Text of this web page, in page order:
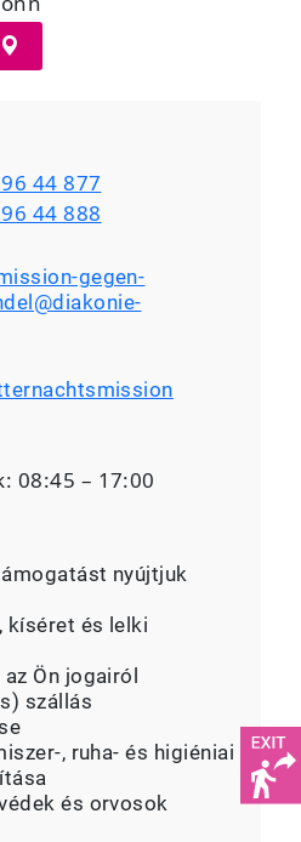
44 877
44 888
gegen-
08:45 – 17:00
nyújtjuk
kíséret és lelki
Ön jogairól
szállás
, ruha- és higiéniai
és orvosok